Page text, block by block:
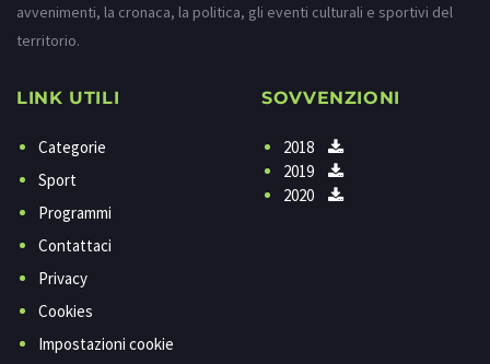
avvenimenti, la cronaca, la politica, gli eventi culturali e sportivi del
territorio.
LINK UTILI
Categorie
Sport
Programmi
Contattaci
Privacy
Cookies
Impostazioni cookie
SOVVENZIONI
2018
2019
2020